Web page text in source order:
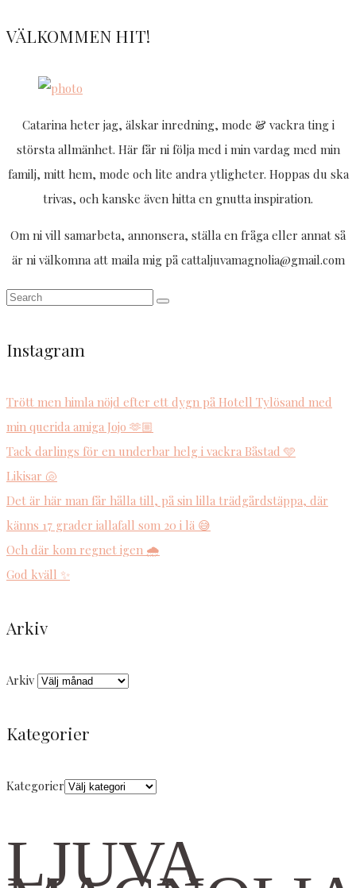
VÄLKOMMEN HIT!
Catarina heter jag, älskar inredning, mode & vackra ting i
största allmänhet. Här får ni följa med i min vardag med min
familj, mitt hem, mode och lite andra ytligheter. Hoppas du ska
trivas, och kanske även hitta en gnutta inspiration.
Om ni vill samarbeta, annonsera, ställa en fråga eller annat så
är ni välkomna att maila mig på cattaljuvamagnolia@gmail.com
Instagram
Trött men himla nöjd efter ett dygn på Hotell Tylösand med
min querida amiga Jojo 🫶🏼
Tack darlings för en underbar helg i vackra Båstad 🩵
Likisar 🐚
Det är här man får hålla till, på sin lilla trädgårdstäppa, där
känns 17 grader iallafall som 20 i lä 😅
Och där kom regnet igen 🌧️
God kväll ✨
Arkiv
Arkiv
Kategorier
Kategorier
LJUVA